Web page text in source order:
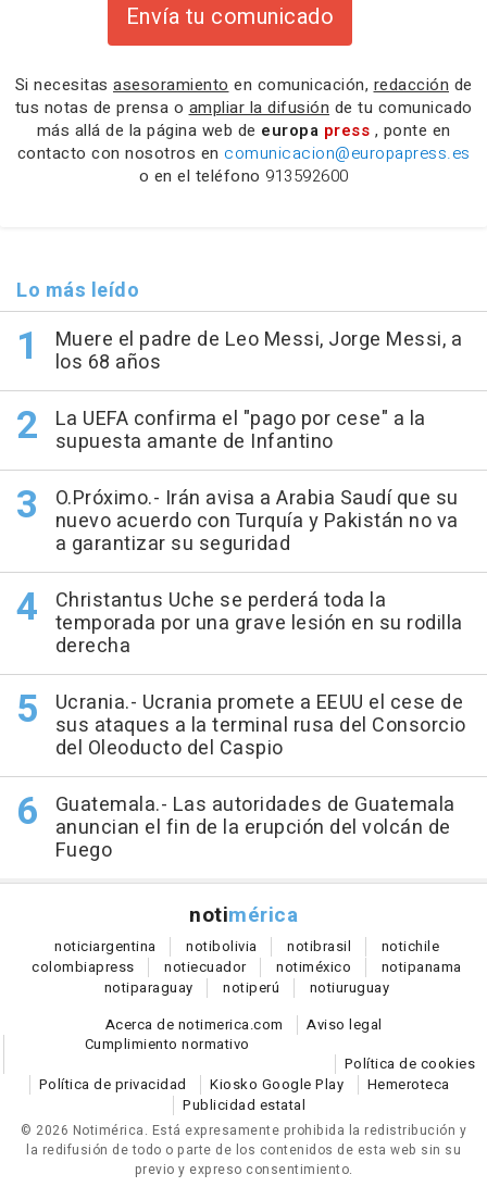
Envía tu comunicado
Si necesitas asesoramiento en comunicación, redacción de
tus notas de prensa o ampliar la difusión de tu comunicado
más allá de la página web de europa press , ponte en
contacto con nosotros en comunicacion@europapress.es
o en el teléfono 913592600
Lo más leído
Muere el padre de Leo Messi, Jorge Messi, a
los 68 años
La UEFA confirma el "pago por cese" a la
supuesta amante de Infantino
O.Próximo.- Irán avisa a Arabia Saudí que su
nuevo acuerdo con Turquía y Pakistán no va
a garantizar su seguridad
Christantus Uche se perderá toda la
temporada por una grave lesión en su rodilla
derecha
Ucrania.- Ucrania promete a EEUU el cese de
sus ataques a la terminal rusa del Consorcio
del Oleoducto del Caspio
Guatemala.- Las autoridades de Guatemala
anuncian el fin de la erupción del volcán de
Fuego
notimérica
noticiargentina notibolivia notibrasil notichile
colombiapress notiecuador notiméxico notipanama
notiparaguay notiperú notiuruguay
Acerca de notimerica.com
Aviso legal
Cumplimiento normativo
Política de cookies
Política de privacidad
Kiosko Google Play
Hemeroteca
Publicidad estatal
© 2026 Notimérica. Está expresamente prohibida la redistribución y
la redifusión de todo o parte de los contenidos de esta web sin su
previo y expreso consentimiento.